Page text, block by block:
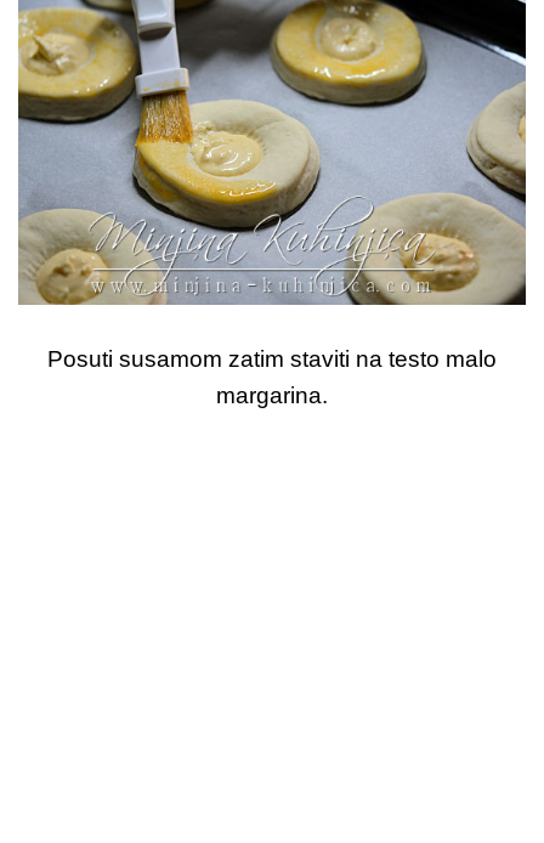
Posuti susamom zatim staviti na testo malo
margarina.